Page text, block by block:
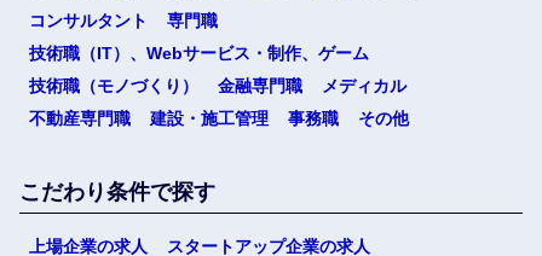
コンサルタント
専門職
技術職（IT）、Webサービス・制作、ゲーム
技術職（モノづくり）
金融専門職
メディカル
不動産専門職
建設・施工管理 事務職 その他
こだわり条件で探す
上場企業の求人
スタートアップ企業の求人